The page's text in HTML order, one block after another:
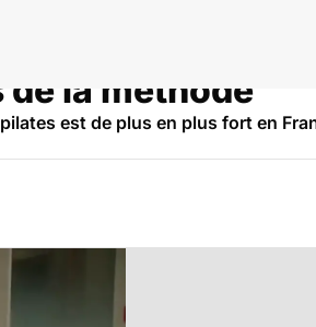
de la méthode
est de plus en plus fort en